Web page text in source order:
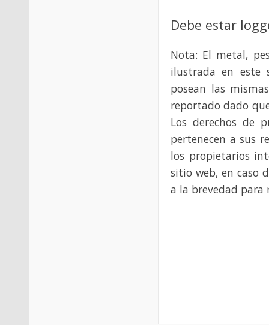
Debe estar
Nota: El metal,
ilustrada en este
posean las
reportado dado
Los derechos de
pertenecen a sus
los propietarios
sitio web, en caso
a la brevedad para